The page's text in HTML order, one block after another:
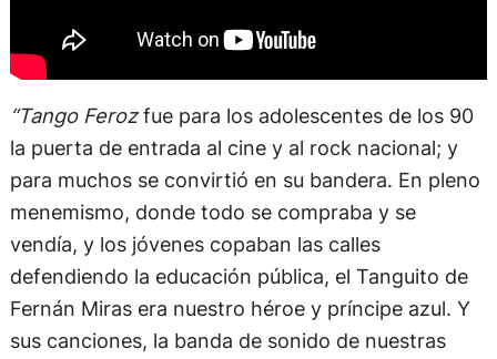
“Tango Ferozfue para los adolescentes de los 90
la puerta de entrada al cine y al rock nacional; y
para muchos se convirtió en su bandera. En pleno
menemismo, donde todo se compraba y se
vendía, y los jóvenes copaban las calles
defendiendo la educación pública, el Tanguito de
Fernán Miras era nuestro héroe y príncipe azul. Y
sus canciones, la banda de sonido de nuestras